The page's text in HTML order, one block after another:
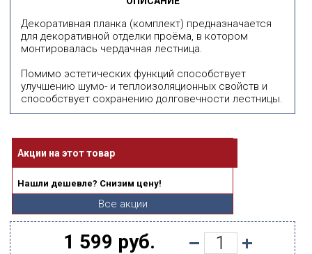
Декоративная планка (комплект) предназначается
для декоративной отделки проёма, в котором
монтировалась чердачная лестница.
Помимо эстетических функций способствует
улучшению шумо- и теплоизоляционных свойств и
способствует сохранению долговечности лестницы.
Акции на этот товар
Нашли дешевле? Снизим цену!
Все акции
1 599 руб.